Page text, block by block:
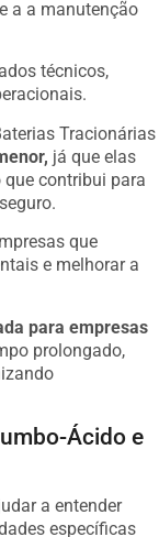
a a manutenção
técnicos,
Tracionárias
já que elas
contribui para
que
e melhorar a
para empresas
prolongado,
Ácido e
a entender
específicas